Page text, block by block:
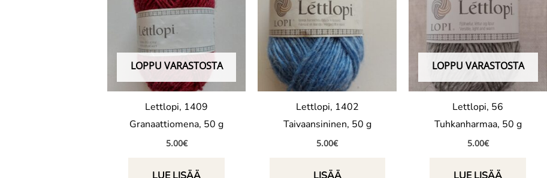
LOPPU VARASTOSTA
Lettlopi, 1409
Granaattiomena, 50 g
5.00€
Lettlopi, 1402
Taivaansininen, 50 g
5.00€
LOPPU VARASTOSTA
Lettlopi, 56
Tuhkanharmaa, 50 g
5.00€